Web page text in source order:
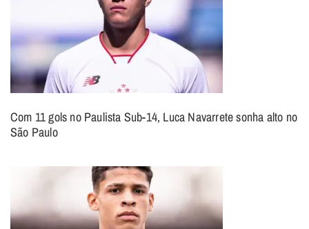
Com 11 gols no Paulista Sub-14, Luca Navarrete sonha alto no
São Paulo